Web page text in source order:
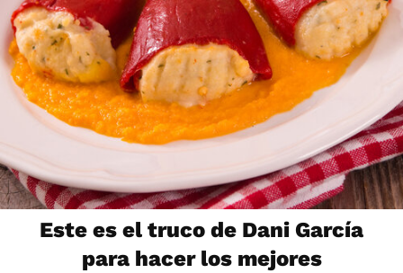
Este es el truco de Dani García
para hacer los mejores